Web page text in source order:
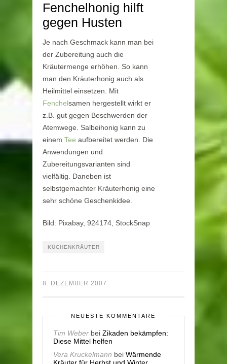
Fenchelhonig hilft
gegen Husten
Je nach Geschmack kann man bei
der Zubereitung auch die
Kräutermenge erhöhen. So kann
man den Kräuterhonig auch als
Heilmittel einsetzen. Mit
Fenchelsamen hergestellt wirkt er
z.B. gut gegen Beschwerden der
Atemwege. Salbeihonig kann zu
einem Tee aufbereitet werden. Die
Anwendungen und
Zubereitungsvarianten sind
vielfältig. Daneben ist
selbstgemachter Kräuterhonig eine
sehr schöne Geschenkidee.
Bild: Pixabay, 924174, StockSnap
KÜCHENKRÄUTER
8. DEZEMBER 2007
NEUESTE KOMMENTARE
Tim Weber bei Zikaden bekämpfen:
Diese Mittel helfen
Vera Kruckelmann bei Wärmende